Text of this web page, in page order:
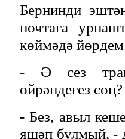
Бернинди
почтага
көймәдә
- Ә сез
өйрәндегез
- Без, авыл
яшәп булмый, -